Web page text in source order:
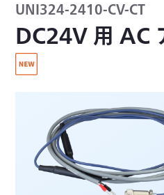
UNI324-2410-CV-CT
DC24V 用 AC